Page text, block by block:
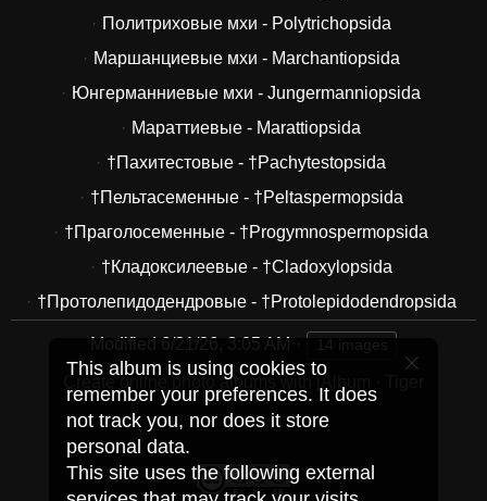
Политриховые мхи - Polytrichopsida
Маршанциевые мхи - Marchantiopsida
Юнгерманниевые мхи - Jungermanniopsida
Мараттиевые - Marattiopsida
†Пахитестовые - †Pachytestopsida
†Пельтасеменные - †Peltaspermopsida
†Праголосеменные - †Progymnospermopsida
†Кладоксилеевые - †Cladoxylopsida
†Протолепидодендровые - †Protolepidodendropsida
Modified 6/21/26, 3:05 AM
Create online photo albums with jAlbum
This album is using cookies to
remember your preferences. It does
not track you, nor does it store
personal data.
This site uses the following external